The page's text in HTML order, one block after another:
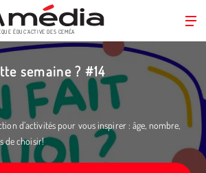
ÉDUC’ACTIVE DES CEMÉA
semaine ? #14
d’activités pour vous inspirer : âge, nombre,
de choisir!